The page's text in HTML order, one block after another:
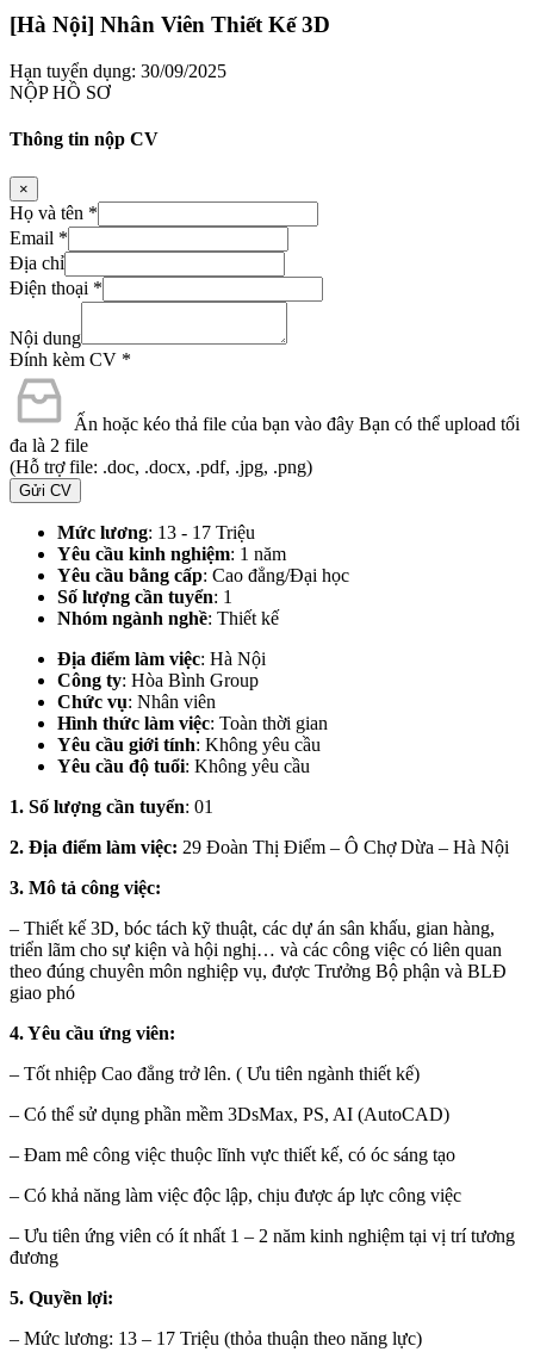
[Hà Nội] Nhân Viên Thiết Kế 3D
Hạn tuyển dụng: 30/09/2025
NỘP HỒ SƠ
Thông tin nộp CV
×
Họ và tên *
Email *
Địa chỉ
Điện thoại *
Nội dung
Đính kèm CV *
Ấn hoặc kéo thả file của bạn vào đây Bạn có thể upload tối
đa là 2 file
(Hỗ trợ file: .doc, .docx, .pdf, .jpg, .png)
Gửi CV
Mức lương: 13 - 17 Triệu
Yêu cầu kinh nghiệm: 1 năm
Yêu cầu bằng cấp: Cao đẳng/Đại học
Số lượng cần tuyển: 1
Nhóm ngành nghề: Thiết kế
Địa điểm làm việc: Hà Nội
Công ty: Hòa Bình Group
Chức vụ: Nhân viên
Hình thức làm việc: Toàn thời gian
Yêu cầu giới tính: Không yêu cầu
Yêu cầu độ tuổi: Không yêu cầu
1. Số lượng cần tuyển: 01
2. Địa điểm làm việc: 29 Đoàn Thị Điểm – Ô Chợ Dừa – Hà Nội
3. Mô tả công việc:
– Thiết kế 3D, bóc tách kỹ thuật, các dự án sân khấu, gian hàng,
triển lãm cho sự kiện và hội nghị… và các công việc có liên quan
theo đúng chuyên môn nghiệp vụ, được Trưởng Bộ phận và BLĐ
giao phó
4. Yêu cầu ứng viên:
– Tốt nhiệp Cao đẳng trở lên. ( Ưu tiên ngành thiết kế)
– Có thể sử dụng phần mềm 3DsMax, PS, AI (AutoCAD)
– Đam mê công việc thuộc lĩnh vực thiết kế, có óc sáng tạo
– Có khả năng làm việc độc lập, chịu được áp lực công việc
– Ưu tiên ứng viên có ít nhất 1 – 2 năm kinh nghiệm tại vị trí tương
đương
5. Quyền lợi:
– Mức lương: 13 – 17 Triệu (thỏa thuận theo năng lực)